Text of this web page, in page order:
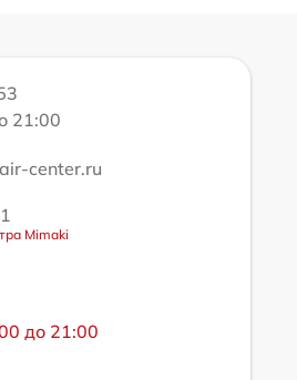
21:00
center.ru
Mimaki
до 21:00